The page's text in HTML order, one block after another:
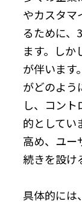
やカスタマ
るために、
ます。し
が伴います
がどのよう
し、コン
的としてい
高め、ユー
続きを設け
具体的には